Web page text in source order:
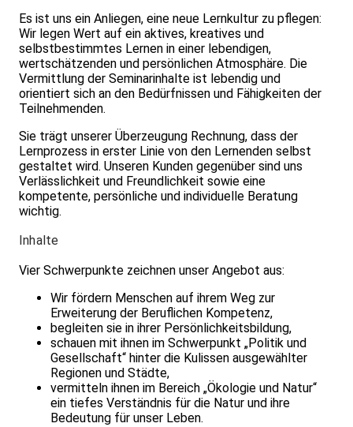
Es ist uns ein Anliegen, eine neue Lernkultur zu pflegen:
Wir legen Wert auf ein aktives, kreatives und
selbstbestimmtes Lernen in einer leben­digen,
wertschätzenden und persönlichen Atmosphäre. Die
Vermittlung der Seminarinhalte ist lebendig und
orientiert sich an den Bedürfnissen und Fähigkeiten der
Teilnehmenden.
Sie trägt unserer Überzeugung Rechnung, dass der
Lernprozess in erster Linie von den Lernenden selbst
gestaltet wird. Unseren Kunden gegenüber sind uns
Verlässlichkeit und Freundlichkeit sowie eine
kompetente, persönliche und individuelle Beratung
wichtig.
Inhalte
Vier Schwerpunkte zeichnen unser Angebot aus:
Wir fördern Menschen auf ihrem Weg zur
Erweiterung der Beruflichen Kompetenz,
begleiten sie in ihrer Persönlichkeitsbildung,
schauen mit ihnen im Schwerpunkt „Politik und
Gesellschaft“ hinter die Kulissen ausgewählter
Regionen und Städte,
vermitteln ihnen im Bereich „Ökologie und Natur“
ein tiefes Verständnis für die Natur und ihre
Bedeutung für unser Leben.